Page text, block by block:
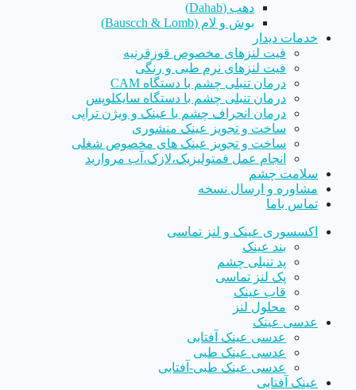
دهب (Dahab)
بوش و لام (Bauscch & Lomb)
خدمات دیدار
فیت لنزهای مخصوص قوزقرنیه
فیت لنزهای نرم طبی و رنگی
درمان تنبلی چشم با دستگاه CAM
درمان تنبلی چشم با دستگاه سایکلوپس
درمان انحراف چشم با عینک و ویژن تراپی
ساخت و تجویز عینک منشوری
ساخت و تجویز عینک های مخصوص شغلی
انجام عمل فمتولیزیک،لازک،آب مروارید
سلامت چشم
مشاوره و ارسال نسخه
تماس باما
اکسسوری عینک و لنز تماسی
بند عینک
پد تنبلی چشم
پک لنز تماسی
قاب عینک
محلول لنز
عدسی عینک
عدسی عینک آفتابی
عدسی عینک طبی
عدسی عینک طبی-آفتابی
عینک آفتابی